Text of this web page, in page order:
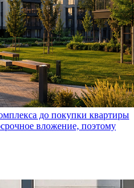
до покупки квартиры
вложение, поэтому